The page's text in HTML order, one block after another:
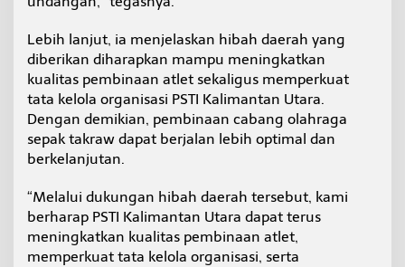
Lebih lanjut, ia menjelaskan hibah daerah yang
diberikan diharapkan mampu meningkatkan
kualitas pembinaan atlet sekaligus memperkuat
tata kelola organisasi PSTI Kalimantan Utara.
Dengan demikian, pembinaan cabang olahraga
sepak takraw dapat berjalan lebih optimal dan
berkelanjutan.
“Melalui dukungan hibah daerah tersebut, kami
berharap PSTI Kalimantan Utara dapat terus
meningkatkan kualitas pembinaan atlet,
memperkuat tata kelola organisasi, serta